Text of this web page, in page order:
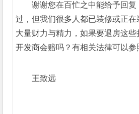
谢谢您在百忙之中能给予回复
过，但我们很多人都已装修或正在
大量财力与精力，如果要退房这些
开发商会赔吗？有相关法律可以参
王致远